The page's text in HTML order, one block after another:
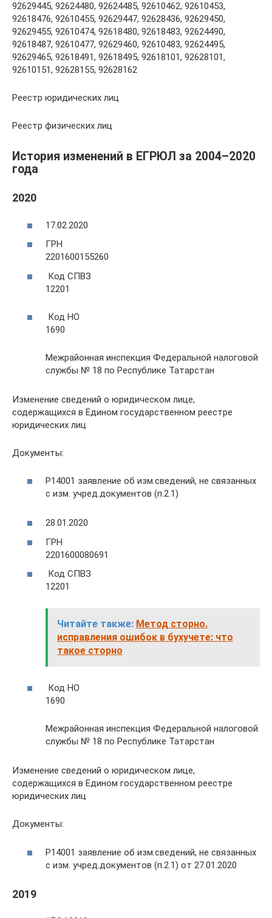
92629445, 92624480, 92624485, 92610462, 92610453,
92618476, 92610455, 92629447, 92628436, 92629450,
92629455, 92610474, 92618480, 92618483, 92624490,
92618487, 92610477, 92629460, 92610483, 92624495,
92629465, 92618491, 92618495, 92618101, 92628101,
92610151, 92628155, 92628162
Реестр юридических лиц
Реестр физических лиц
История изменений в ЕГРЮЛ за 2004–2020
года
2020
17.02.2020
ГРН
2201600155260
Код СПВЗ
12201
Код НО
1690
Межрайонная инспекция Федеральной налоговой
службы № 18 по Республике Татарстан
Изменение сведений о юридическом лице,
содержащихся в Едином государственном реестре
юридических лиц
Документы:
Р14001 заявление об изм.сведений, не связанных
с изм. учред.документов (п.2.1)
28.01.2020
ГРН
2201600080691
Код СПВЗ
12201
Читайте также: Метод сторно.
исправления ошибок в бухучете: что
такое сторно
Код НО
1690
Межрайонная инспекция Федеральной налоговой
службы № 18 по Республике Татарстан
Изменение сведений о юридическом лице,
содержащихся в Едином государственном реестре
юридических лиц
Документы:
Р14001 заявление об изм.сведений, не связанных
с изм. учред.документов (п.2.1) от 27.01.2020
2019